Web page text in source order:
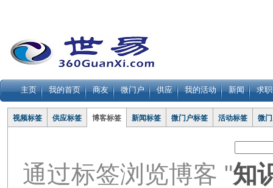
主页 我的首页 商友 微门户 供应 我的活动 新闻 求
视频标签 供应标签 博客标签 新闻标签 微门户标签 活动标签 微
通过标签浏览博客 "知